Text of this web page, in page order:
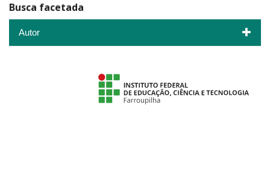
Busca facetada
Autor